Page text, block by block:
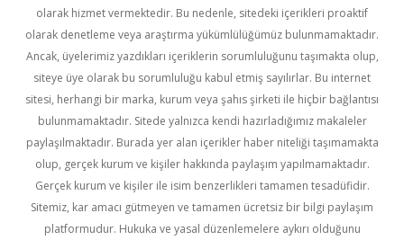
olarak hizmet vermektedir. Bu nedenle, sitedeki içerikleri proaktif
olarak denetleme veya araştırma yükümlülüğümüz bulunmamaktadır.
Ancak, üyelerimiz yazdıkları içeriklerin sorumluluğunu taşımakta olup,
siteye üye olarak bu sorumluluğu kabul etmiş sayılırlar. Bu internet
sitesi, herhangi bir marka, kurum veya şahıs şirketi ile hiçbir bağlantısı
bulunmamaktadır. Sitede yalnızca kendi hazırladığımız makaleler
paylaşılmaktadır. Burada yer alan içerikler haber niteliği taşımamakta
olup, gerçek kurum ve kişiler hakkında paylaşım yapılmamaktadır.
Gerçek kurum ve kişiler ile isim benzerlikleri tamamen tesadüfidir.
Sitemiz, kar amacı gütmeyen ve tamamen ücretsiz bir bilgi paylaşım
platformudur. Hukuka ve yasal düzenlemelere aykırı olduğunu